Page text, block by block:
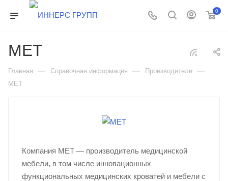
0
МЕТ
Главная — Справочная информация — Производители —
МЕТ
Компания МЕТ — производитель медицинской
мебели, в том числе инновационных
функциональных медицинских кроватей и мебели с